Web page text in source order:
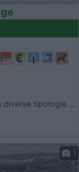
tipologie ...
1